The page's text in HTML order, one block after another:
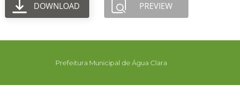
DOWNLOAD PREVIEW
Prefeitura Municipal de Água Clara